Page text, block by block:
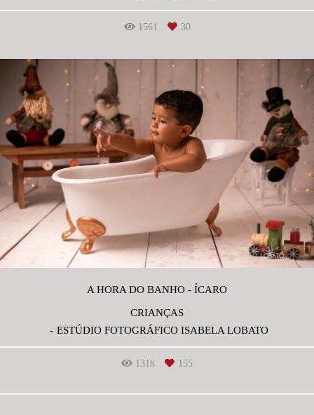
1561 30
A HORA DO BANHO - ÍCARO
CRIANÇAS
ESTÚDIO FOTOGRÁFICO ISABELA LOBATO
1316 155